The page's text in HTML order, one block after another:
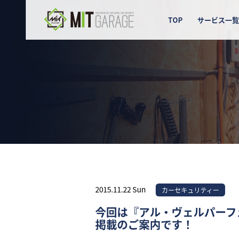
TOP サービス一覧
2015.11.22 Sun カーセキュリティー
今回は『アル・ヴェルパー
掲載のご案内です！